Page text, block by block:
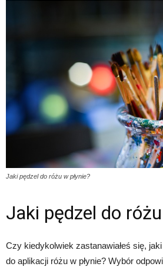
Jaki pędzel do różu w płynie?
Jaki pędzel do
Czy kiedykolwiek zastanawiałeś się,
do aplikacji różu w płynie? Wybór